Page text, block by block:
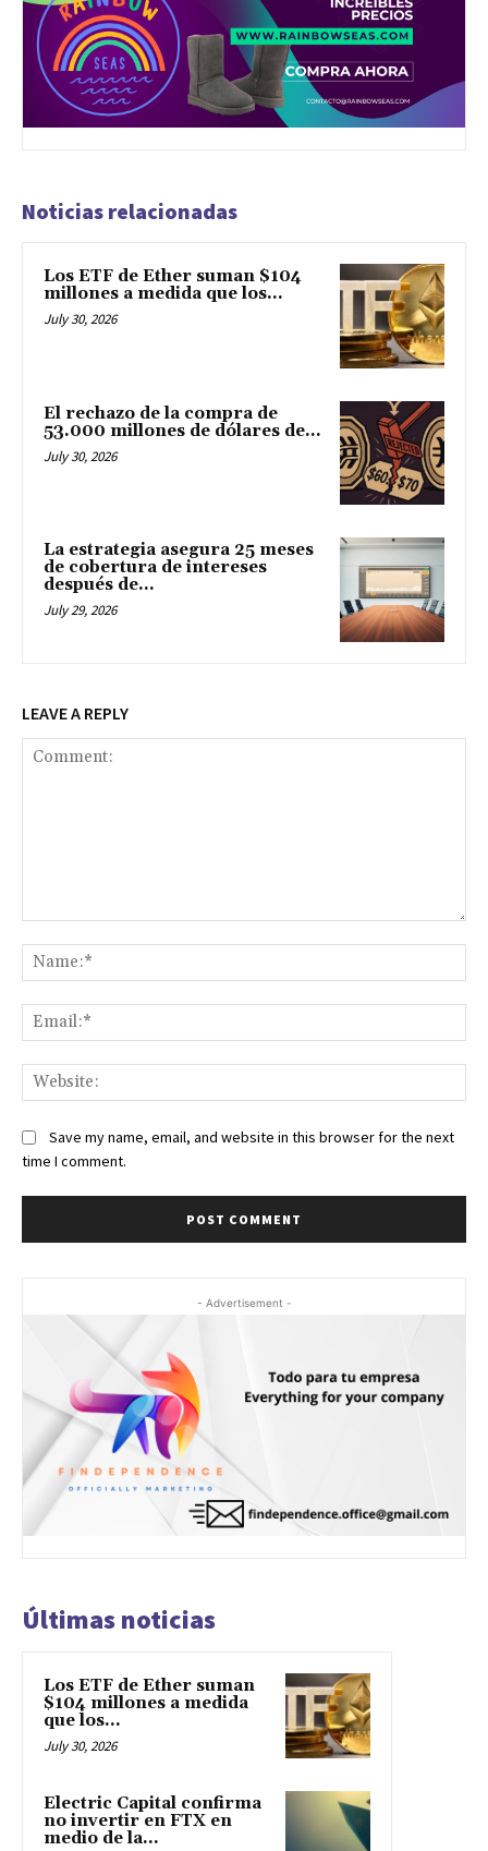
Noticias relacionadas
Los ETF de Ether suman $104
millones a medida que los...
July 30, 2026
El rechazo de la compra de
53.000 millones de dólares de...
July 30, 2026
La estrategia asegura 25 meses
de cobertura de intereses
después de...
July 29, 2026
LEAVE A REPLY
Save my name, email, and website in this browser for the next
time I comment.
- Advertisement -
Últimas noticias
Los ETF de Ether suman
$104 millones a medida
que los...
July 30, 2026
Electric Capital confirma
no invertir en FTX en
medio de la...